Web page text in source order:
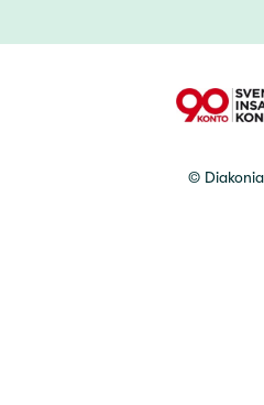
90 Konto
© Diakonia